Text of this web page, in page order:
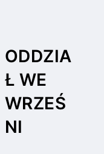
ODDZIA
Ł WE
WRZEŚ
NI